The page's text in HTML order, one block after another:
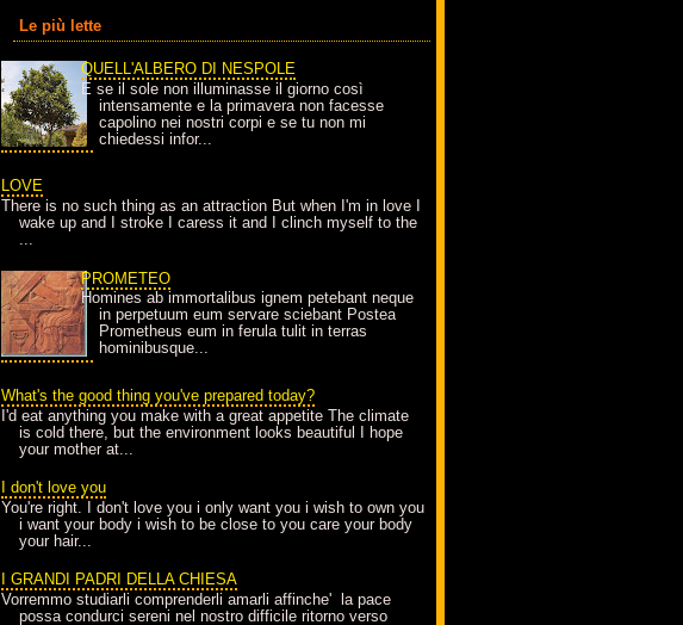
Le più lette
QUELL'ALBERO DI NESPOLE
E se il sole non illuminasse il giorno così
intensamente e la primavera non facesse
capolino nei nostri corpi e se tu non mi
chiedessi infor...
LOVE
There is no such thing as an attraction But when I'm in love I
wake up and I stroke I caress it and I clinch myself to the
...
PROMETEO
Homines ab immortalibus ignem petebant neque
in perpetuum eum servare sciebant Postea
Prometheus eum in ferula tulit in terras
hominibusque...
What's the good thing you've prepared today?
I'd eat anything you make with a great appetite The climate
is cold there, but the environment looks beautiful I hope
your mother at...
I don't love you
You're right. I don't love you i only want you i wish to own you
i want your body i wish to be close to you care your body
your hair...
I GRANDI PADRI DELLA CHIESA
Vorremmo studiarli comprenderli amarli affinche' la pace
possa condurci sereni nel nostro difficile ritorno verso